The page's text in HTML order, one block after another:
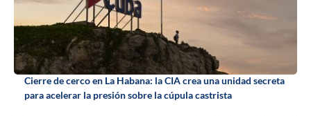
Cierre de cerco en La Habana: la CIA crea una unidad secreta
para acelerar la presión sobre la cúpula castrista